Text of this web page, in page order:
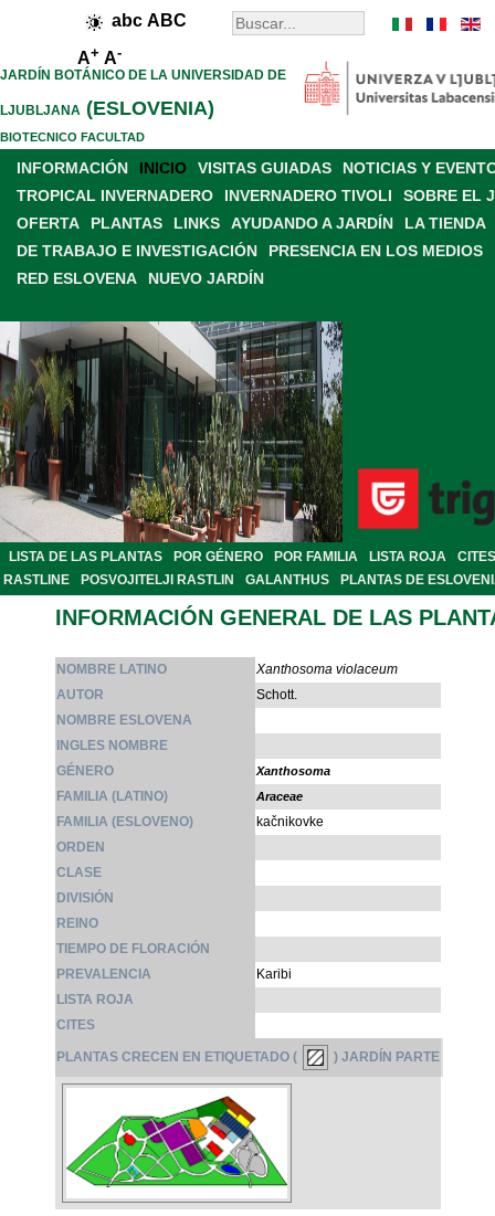
abc ABC
A+ A-
JARDÍN BOTÁNICO DE LA UNIVERSIDAD DE
LJUBLJANA (ESLOVENIA)
BIOTECNICO FACULTAD
INFORMACIÓN INICIO VISITAS GUIADAS
NOTICIAS Y
TROPICAL INVERNADERO
INVERNADERO TIVOLI
SOBRE EL
OFERTA
PLANTAS LINKS AYUDANDO A JARDÍN
LA TIENDA
DE TRABAJO E INVESTIGACIÓN
PRESENCIA EN LOS MEDIOS
RED ESLOVENA
NUEVO JARDÍN
LISTA DE LAS PLANTAS POR GÉNERO POR FAMILIA LISTA ROJA
CITES
RASTLINE
POSVOJITELJI RASTLIN GALANTHUS PLANTAS DE
INFORMACIÓN GENERAL DE LAS
NOMBRE LATINO
Xanthosoma violaceum
AUTOR
Schott.
NOMBRE ESLOVENA
INGLES NOMBRE
GÉNERO
Xanthosoma
FAMILIA (LATINO) Araceae
FAMILIA (ESLOVENO)
kačnikovke
ORDEN
CLASE
DIVISIÓN
REINO
TIEMPO DE FLORACIÓN
PREVALENCIA
Karibi
LISTA ROJA
CITES
PLANTAS CRECEN EN ETIQUETADO ( ) JARDÍN PARTE